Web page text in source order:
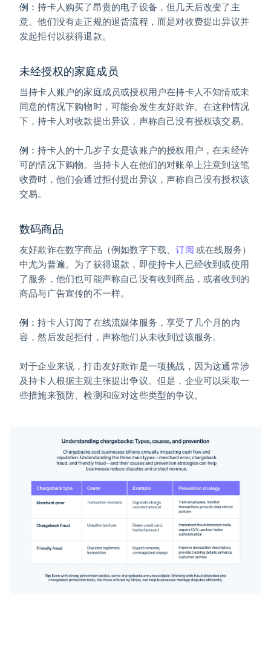
例：持卡人购买了昂贵的电子设备，但几天后改变了主
意。他们没有走正规的退货流程，而是对收费提出异议并
发起拒付以获得退款。
未经授权的家庭成员
当持卡人账户的家庭成员或授权用户在持卡人不知情或未
同意的情况下购物时，可能会发生友好欺诈。在这种情况
下，持卡人对收款提出异议，声称自己没有授权该交易。
例：持卡人的十几岁子女是该账户的授权用户，在未经许
可的情况下购物。当持卡人在他们的对账单上注意到这笔
收费时，他们会通过拒付提出异议，声称自己没有授权该
交易。
数码商品
友好欺诈在数字商品（例如数字下载、订阅 或在线服务）
中尤为普遍。为了获得退款，即使持卡人已经收到或使用
了服务，他们也可能声称自己没有收到商品，或者收到的
商品与广告宣传的不一样。
例：持卡人订阅了在线流媒体服务，享受了几个月的内
容，然后发起拒付，声称他们从未收到过该服务。
对于企业来说，打击友好欺诈是一项挑战，因为这通常涉
及持卡人根据主观主张提出争议。但是，企业可以采取一
些措施来预防、检测和应对这些类型的争议。